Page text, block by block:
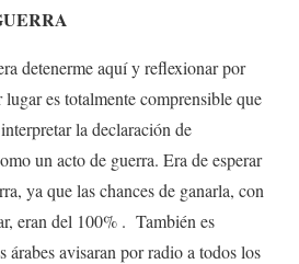
detenerme aquí y reflexionar por
es totalmente comprensible que
la declaración de
un acto de guerra. Era de esperar
ya que las chances de ganarla, con
eran del 100% . También es
árabes avisaran por radio a todos los